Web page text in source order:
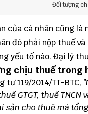
Đối tượng
của cá nhân cũng là
đó phải nộp thuế
yếu tố nào. Đại lý
chịu thuế trong
tư119/2014/TT-BTC,
GTGT, thuế
sản cho thuê mà